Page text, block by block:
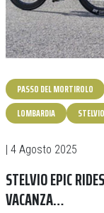
PASSO DEL MORTIROLO
LOMBARDIA
| 4 Agosto 2025
STELVIO EPIC
VACANZA…